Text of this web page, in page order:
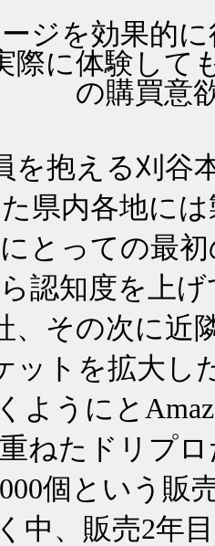
ジを効果的
際に体験して
の購買意
を抱える刈谷
県内各地に
とっての最
認知度を上
、その次に近
ットを拡大し
ようにと
ねたドリプ
個という販
中、販売2年